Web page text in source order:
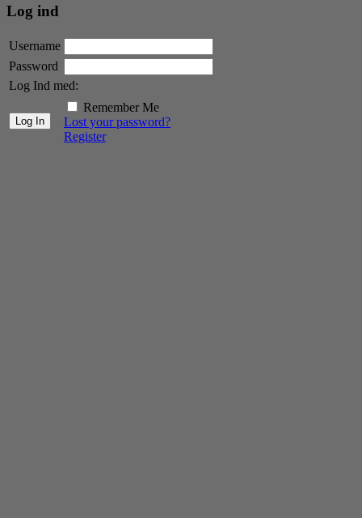
Log ind
Username
Password
Log Ind med:
Remember Me
Lost your password?
Register